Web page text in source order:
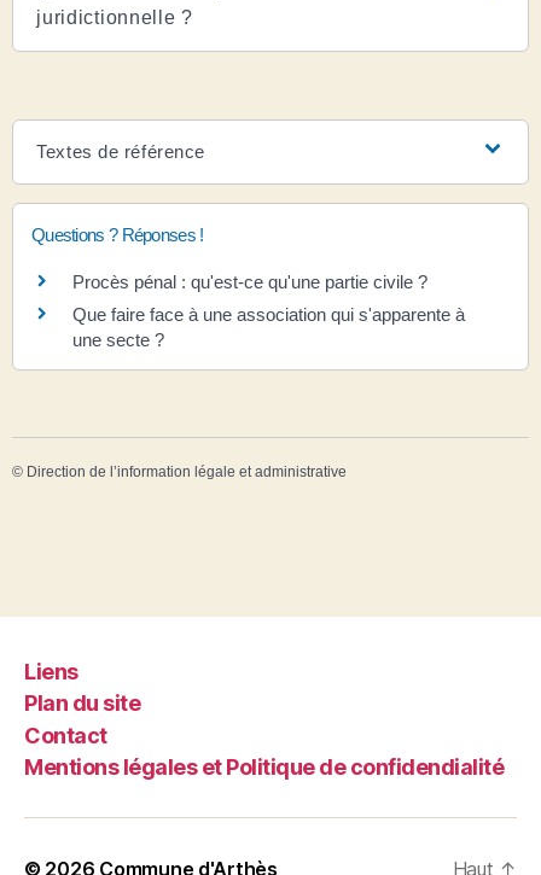
juridictionnelle ?
Textes de référence
Questions ? Réponses !
Procès pénal : qu'est-ce qu'une partie civile ?
Que faire face à une association qui s'apparente à
une secte ?
© Direction de l’information légale et administrative
Liens
Plan du site
Contact
Mentions légales et Politique de confidendialité
© 2026 Commune d'Arthès Haut ↑